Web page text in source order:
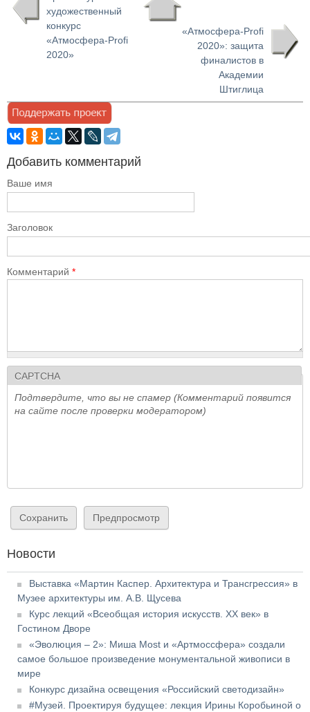
художественный
конкурс
«Атмосфера-Profi
2020»
«Атмосфера-Profi
2020»: защита
финалистов в
Академии
Штиглица
Добавить комментарий
Ваше имя
Заголовок
Комментарий *
CAPTCHA
Подтвердите, что вы не спамер (Комментарий появится
на сайте после проверки модератором)
Новости
Выставка «Мартин Каспер. Архитектура и Трансгрессия» в
Музее архитектуры им. А.В. Щусева
Курс лекций «Всеобщая история искусств. XX век» в
Гостином Дворе
«Эволюция – 2»: Миша Most и «Артмоссфера» создали
самое большое произведение монументальной живописи в
мире
Конкурс дизайна освещения «Российский светодизайн»
#Музей. Проектируя будущее: лекция Ирины Коробьиной о